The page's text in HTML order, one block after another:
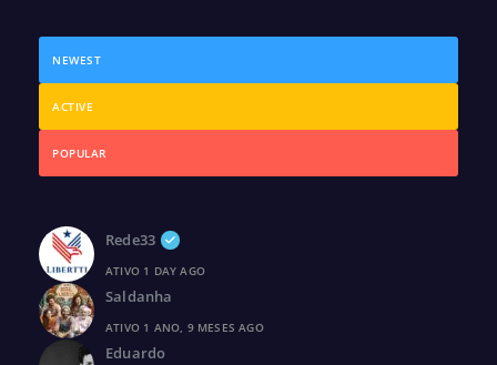
NEWEST
ACTIVE
POPULAR
Rede33
ATIVO 1 DAY AGO
Saldanha
ATIVO 1 ANO, 9 MESES AGO
Eduardo